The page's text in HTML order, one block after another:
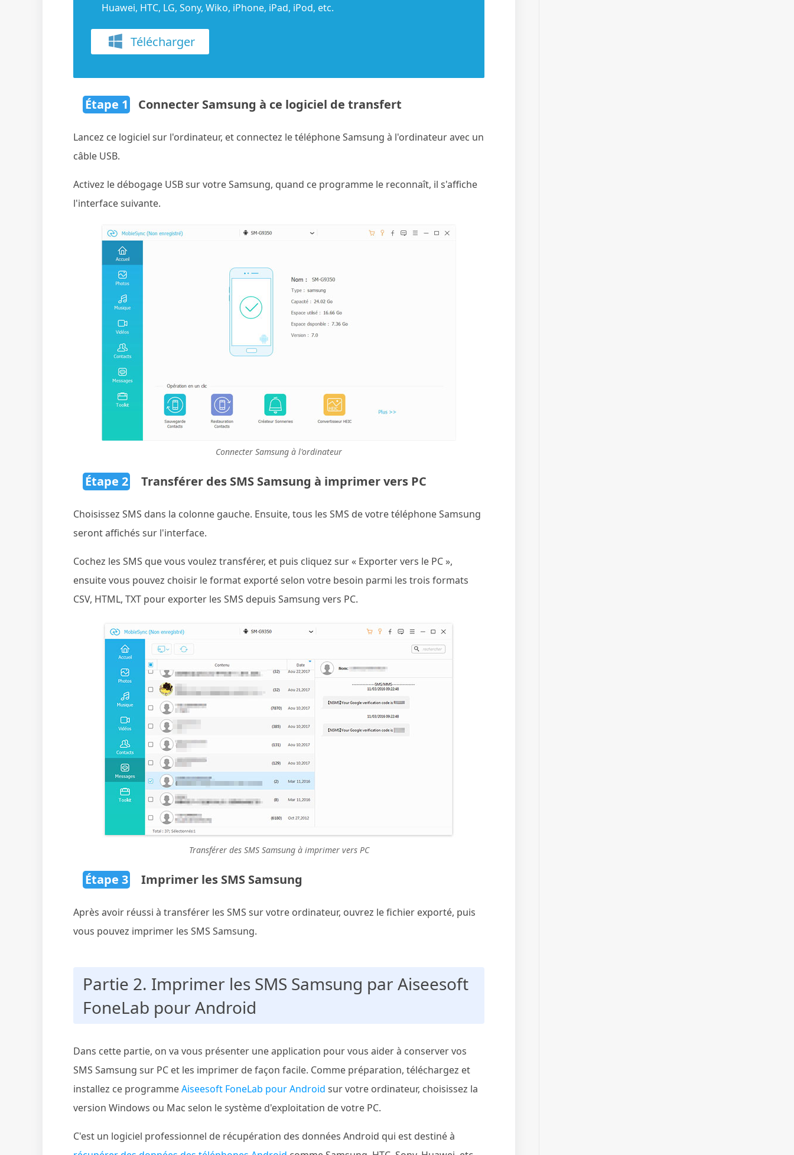
Huawei, HTC, LG, Sony, Wiko, iPhone, iPad, iPod, etc.
Télécharger
Étape 1 Connecter Samsung à ce logiciel de transfert
Lancez ce logiciel sur l'ordinateur, et connectez le téléphone Samsung à l'ordinateur avec un
câble USB.
Activez le débogage USB sur votre Samsung, quand ce programme le reconnaît, il s'affiche
l'interface suivante.
Connecter Samsung à l'ordinateur
Étape 2 Transférer des SMS Samsung à imprimer vers PC
Choisissez SMS dans la colonne gauche. Ensuite, tous les SMS de votre téléphone Samsung
seront affichés sur l'interface.
Cochez les SMS que vous voulez transférer, et puis cliquez sur « Exporter vers le PC »,
ensuite vous pouvez choisir le format exporté selon votre besoin parmi les trois formats
CSV, HTML, TXT pour exporter les SMS depuis Samsung vers PC.
Transférer des SMS Samsung à imprimer vers PC
Étape 3 Imprimer les SMS Samsung
Après avoir réussi à transférer les SMS sur votre ordinateur, ouvrez le fichier exporté, puis
vous pouvez imprimer les SMS Samsung.
Partie 2. Imprimer les SMS Samsung par Aiseesoft
FoneLab pour Android
Dans cette partie, on va vous présenter une application pour vous aider à conserver vos
SMS Samsung sur PC et les imprimer de façon facile. Comme préparation, téléchargez et
installez ce programmeAiseesoft FoneLab pour Android sur votre ordinateur, choisissez la
version Windows ou Mac selon le système d'exploitation de votre PC.
C'est un logiciel professionnel de récupération des données Android qui est destiné à